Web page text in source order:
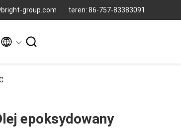
group.com teren: 86-757-83383091
 
epoksydowany